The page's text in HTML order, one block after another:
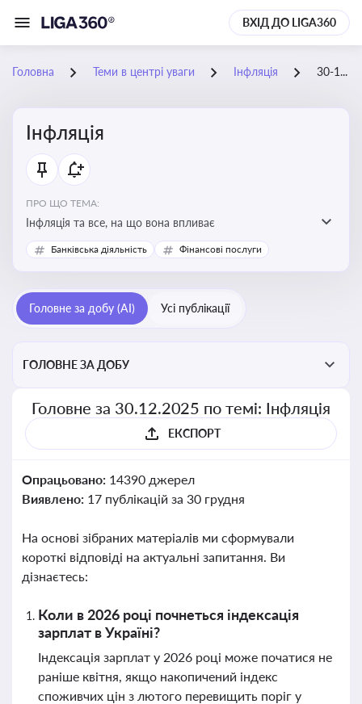
ВХІД ДО LIGA360
Головна Теми в центрі уваги Інфляція 30-12-2025
Інфляція
ПРО ЩО ТЕМА:
Інфляція та все, на що вона впливає
Банківська діяльність Фінансові послуги
Головне за добу (AI) Усі публікації
ГОЛОВНЕ ЗА ДОБУ
Головне за 30.12.2025 по темі: Інфляція
ЕКСПОРТ
Опрацьовано: 14390 джерел
Виявлено: 17 публікацій за 30 грудня
На основі зібраних матеріалів ми сформували
короткі відповіді на актуальні запитання. Ви
дізнаєтесь:
Коли в 2026 році почнеться індексація
зарплат в Україні?
Індексація зарплат у 2026 році може початися не
раніше квітня, якщо накопичений індекс
споживчих цін з лютого перевищить поріг у